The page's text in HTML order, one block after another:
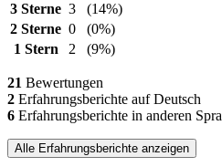
3 Sterne 3
(14%)
2 Sterne 0
(0%)
1 Stern
2 (9%)
21 Bewertungen
2 Erfahrungsberichte auf Deutsch
6 Erfahrungsberichte in anderen
Alle Erfahrungsberichte anzeigen